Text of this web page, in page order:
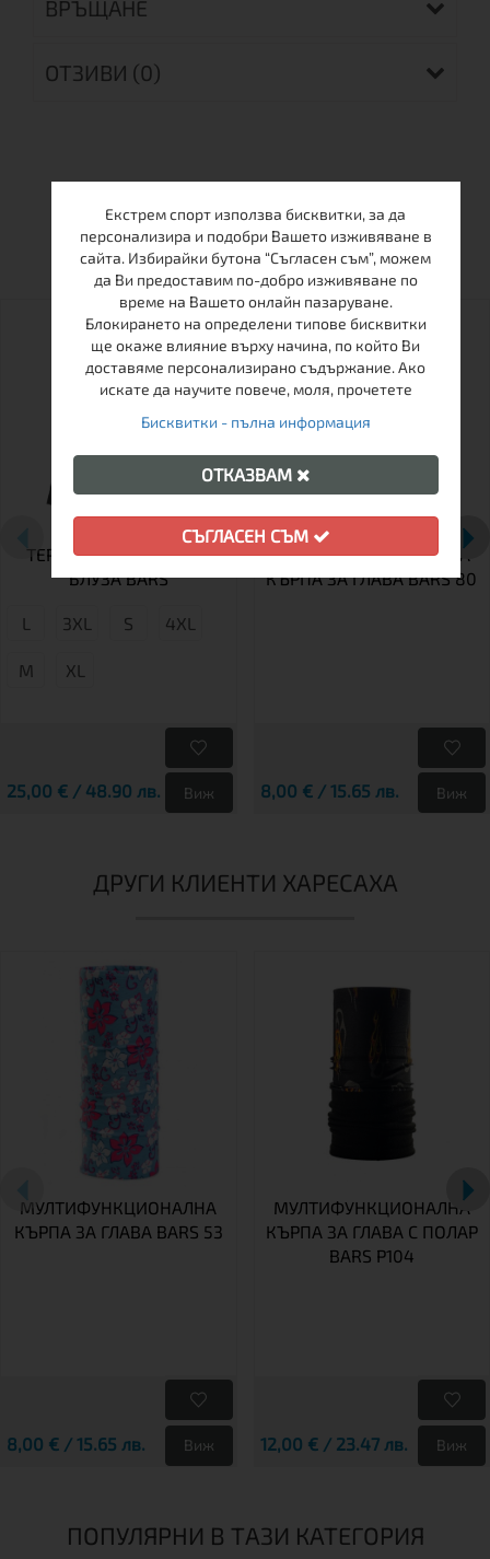
ВРЪЩАНЕ
ОТЗИВИ (0)
ОЩЕ ОТ ТАЗИ МАРКА
ТЕРМОБЕЛЬО МЪЖКО
БЛУЗА BARS
L 3XL S 4XL
М XL
25,00 € / 48.90 лв. Виж
МУЛТИФУНКЦИОНАЛНА
КЪРПА ЗА ГЛАВА BARS 80
8,00 € / 15.65 лв. Виж
ДРУГИ КЛИЕНТИ ХАРЕСАХА
МУЛТИФУНКЦИОНАЛНА
КЪРПА ЗА ГЛАВА BARS 53
8,00 € / 15.65 лв. Виж
МУЛТИФУНКЦИОНАЛНА
КЪРПА ЗА ГЛАВА С ПОЛАР
BARS P104
12,00 € / 23.47 лв. Виж
ПОПУЛЯРНИ В ТАЗИ КАТЕГОРИЯ
Екстрем спорт използва бисквитки, за да
персонализира и подобри Вашето изживяване в
сайта. Избирайки бутона “Съгласен съм”, можем
да Ви предоставим по-добро изживяване по
време на Вашето онлайн пазаруване.
Блокирането на определени типове бисквитки
ще окаже влияние върху начина, по който Ви
доставяме персонализирано съдържание. Ако
искате да научите повече, моля, прочетете
Бисквитки - пълна информация
ОТКАЗВАМ
СЪГЛАСЕН СЪМ